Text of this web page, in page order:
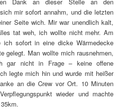
mir sofort annahm, und die letzten
Seite wich. Mir war unendlich kalt,
tat weh, ich wollte nicht mehr. Am
ich sofort in eine dicke Wärmedecke
gelegt. Man wollte mich rausnehmen,
gar nicht in Frage – keine offene
legte mich hin und wurde mit heißer
an die Crew vor Ort. 10 Minuten
wieder und machte